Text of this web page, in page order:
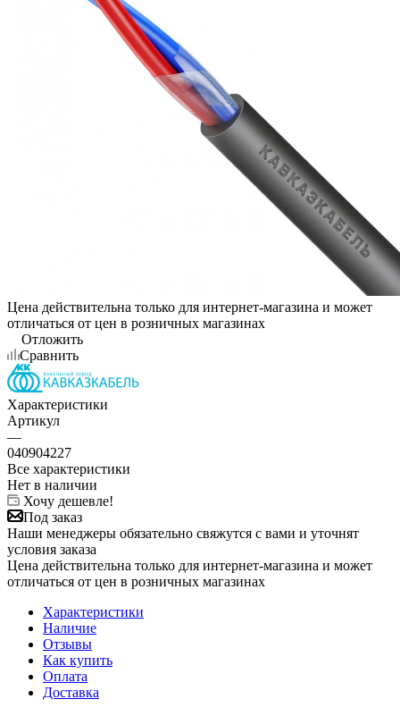
Цена действительна только для интернет-магазина и может
отличаться от цен в розничных магазинах
Отложить
Сравнить
Характеристики
Артикул
—
040904227
Все характеристики
Нет в наличии
Хочу дешевле!
Под заказ
Наши менеджеры обязательно свяжутся с вами и уточнят
условия заказа
Цена действительна только для интернет-магазина и может
отличаться от цен в розничных магазинах
Характеристики
Наличие
Отзывы
Как купить
Оплата
Доставка